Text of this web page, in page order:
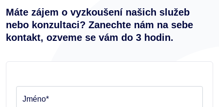
Máte zájem o vyzkoušení našich služeb
nebo konzultaci? Zanechte nám na sebe
kontakt, ozveme se vám do 3 hodin.
Jméno*